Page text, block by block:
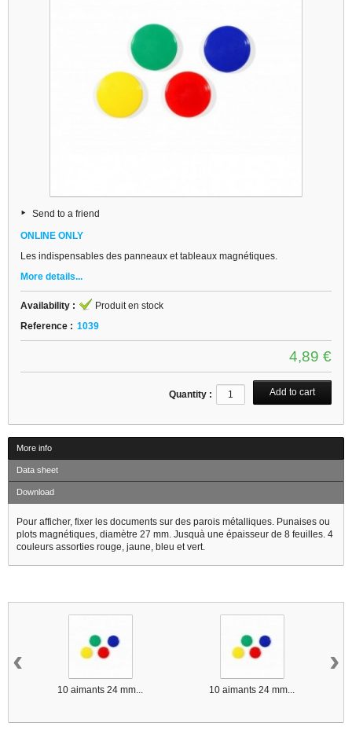
Send to a friend
ONLINE ONLY
Les indispensables des panneaux et tableaux magnétiques.
More details...
Availability :
Produit en stock
Reference : 1039
4,89 €
Quantity :
More info
Data sheet
Download
Pour afficher, fixer les documents sur des parois métalliques. Punaises ou
plots magnétiques, diamètre 27 mm. Jusquà une épaisseur de 8 feuilles. 4
couleurs assorties rouge, jaune, bleu et vert.
10 aimants 24 mm... 10 aimants 24 mm...
‹ ›